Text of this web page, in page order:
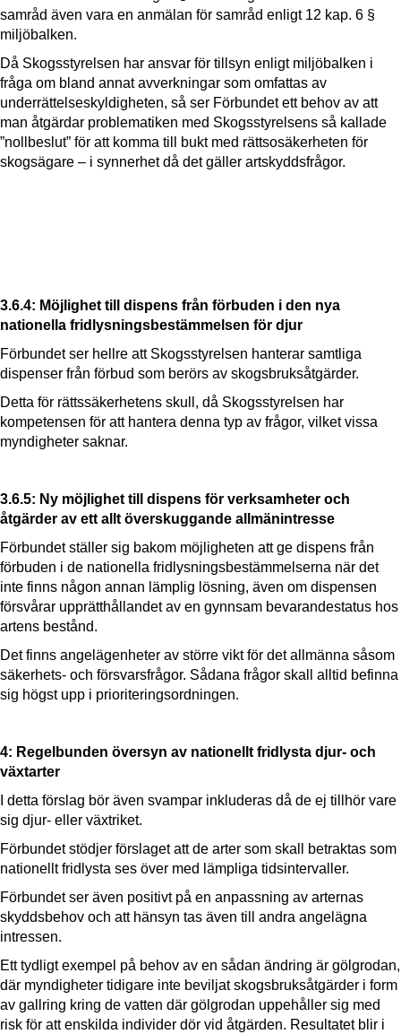
samråd även vara en anmälan för samråd enligt 12 kap. 6 §
miljöbalken.
Då Skogsstyrelsen har ansvar för tillsyn enligt miljöbalken i
fråga om bland annat avverkningar som omfattas av
underrättelseskyldigheten, så ser Förbundet ett behov av att
man åtgärdar problematiken med Skogsstyrelsens så kallade
”nollbeslut” för att komma till bukt med rättsosäkerheten för
skogsägare – i synnerhet då det gäller artskyddsfrågor.
3.6.4: Möjlighet till dispens från förbuden i den nya
nationella fridlysningsbestämmelsen för djur
Förbundet ser hellre att Skogsstyrelsen hanterar samtliga
dispenser från förbud som berörs av skogsbruksåtgärder.
Detta för rättssäkerhetens skull, då Skogsstyrelsen har
kompetensen för att hantera denna typ av frågor, vilket vissa
myndigheter saknar.
3.6.5: Ny möjlighet till dispens för verksamheter och
åtgärder av ett allt överskuggande allmänintresse
Förbundet ställer sig bakom möjligheten att ge dispens från
förbuden i de nationella fridlysningsbestämmelserna när det
inte finns någon annan lämplig lösning, även om dispensen
försvårar upprätthållandet av en gynnsam bevarandestatus hos
artens bestånd.
Det finns angelägenheter av större vikt för det allmänna såsom
säkerhets- och försvarsfrågor. Sådana frågor skall alltid befinna
sig högst upp i prioriteringsordningen.
4: Regelbunden översyn av nationellt fridlysta djur- och
växtarter
I detta förslag bör även svampar inkluderas då de ej tillhör vare
sig djur- eller växtriket.
Förbundet stödjer förslaget att de arter som skall betraktas som
nationellt fridlysta ses över med lämpliga tidsintervaller.
Förbundet ser även positivt på en anpassning av arternas
skyddsbehov och att hänsyn tas även till andra angelägna
intressen.
Ett tydligt exempel på behov av en sådan ändring är gölgrodan,
där myndigheter tidigare inte beviljat skogsbruksåtgärder i form
av gallring kring de vatten där gölgrodan uppehåller sig med
risk för att enskilda individer dör vid åtgärden. Resultatet blir i